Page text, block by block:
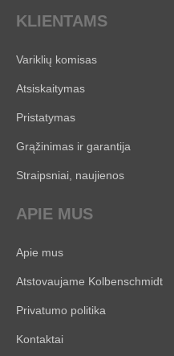
KLIENTAMS
Variklių komisas
Atsiskaitymas
Pristatymas
Grąžinimas ir garantija
Straipsniai, naujienos
APIE MUS
Apie mus
Atstovaujame Kolbenschmidt
Privatumo politika
Kontaktai